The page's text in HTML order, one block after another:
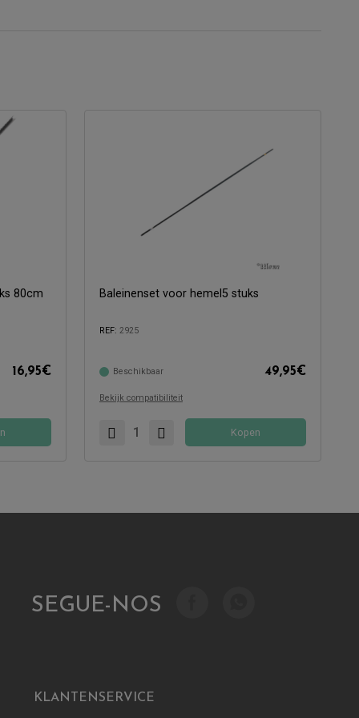
80cm
16,95€
Baleinenset voor hemel5 stuks
REF: 2925
Beschikbaar 49,95€
Bekijk compatibiliteit
Compatibel met:
Kopen
SEGUE-NOS
KLANTENSERVICE